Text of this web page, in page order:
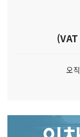
(VAT
오